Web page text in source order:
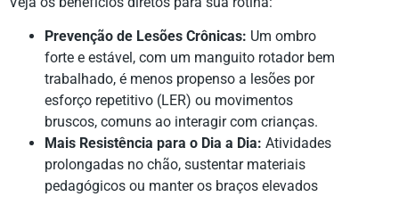
Prevenção de Lesões Crônicas: Um ombro
forte e estável, com um manguito rotador bem
trabalhado, é menos propenso a lesões por
esforço repetitivo (LER) ou movimentos
bruscos, comuns ao interagir com crianças.
Mais Resistência para o Dia a Dia: Atividades
prolongadas no chão, sustentar materiais
pedagógicos ou manter os braços elevados